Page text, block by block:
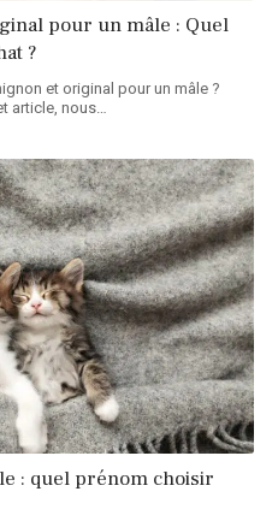
pour un mâle : Quel
?
et original pour un mâle ?
article, nous…
: quel prénom choisir